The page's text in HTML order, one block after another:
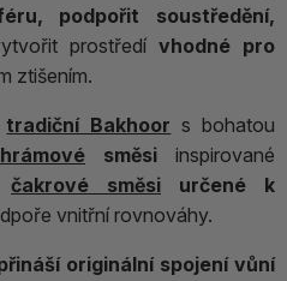
podpořit soustředění,
prostředí vhodné pro
ztišením.
tradiční Bakhoor s bohatou
směsi inspirované
čakrové směsi určené k
vnitřní rovnováhy.
originální spojení vůní